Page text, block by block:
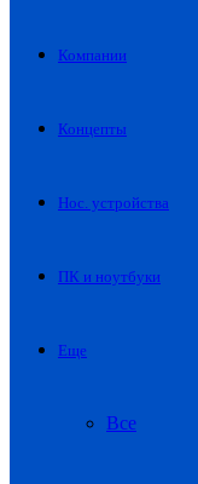
Компании
Концепты
Нос. устройства
ПК и ноутбуки
Еще
Все